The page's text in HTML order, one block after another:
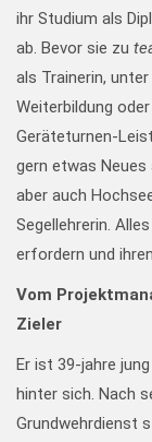
ihr Studium als
ab. Bevor sie zu
als Trainerin,
Weiterbildung
Geräteturnen-
gern etwas Neues
aber auch
Segellehrerin.
erfordern und
Vom
Zieler
Er ist 39-jahre
hinter sich. Nach
Grundwehrdienst